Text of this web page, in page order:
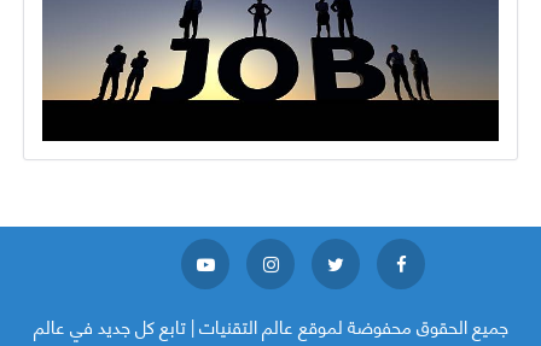
جميع الحقوق محفوضة لموقععالم التقنيات | تابع كل جديد في عالم